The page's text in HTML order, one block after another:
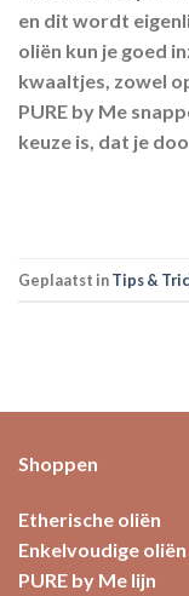
en dit wordt
oliën kun je goed
kwaaltjes, zowel
PURE by Me
keuze is, dat je
Geplaatst inTips &
Shoppen
Etherische oliën
Enkelvoudige oliën
PURE by Me lijn